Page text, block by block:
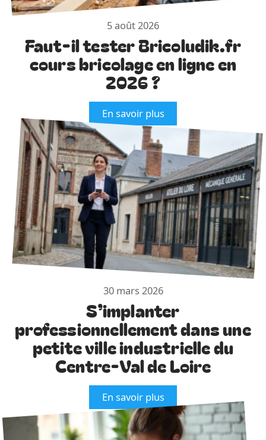
5 août 2026
Faut-il tester Bricoludik.fr
cours bricolage en ligne en
2026 ?
En savoir plus
30 mars 2026
S’implanter
professionnellement dans une
petite ville industrielle du
Centre-Val de Loire
En savoir plus